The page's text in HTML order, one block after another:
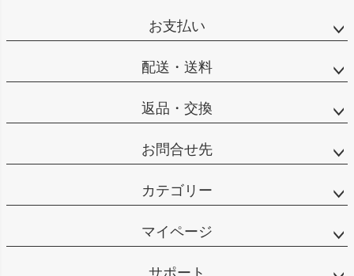
お支払い
配送・送料
返品・交換
お問合せ先
カテゴリー
マイページ